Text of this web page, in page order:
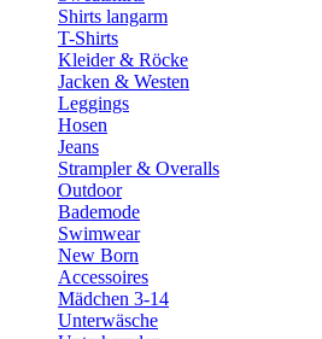
Shirts langarm
T-Shirts
Kleider & Röcke
Jacken & Westen
Leggings
Hosen
Jeans
Strampler & Overalls
Outdoor
Bademode
Swimwear
New Born
Accessoires
Mädchen 3-14
Unterwäsche